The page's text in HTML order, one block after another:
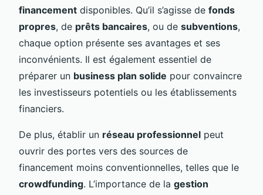
financement disponibles. Qu’il s’agisse de fonds
propres, de prêts bancaires, ou de subventions,
chaque option présente ses avantages et ses
inconvénients. Il est également essentiel de
préparer un business plan solide pour convaincre
les investisseurs potentiels ou les établissements
financiers.
De plus, établir un réseau professionnel peut
ouvrir des portes vers des sources de
financement moins conventionnelles, telles que le
crowdfunding. L’importance de la gestion